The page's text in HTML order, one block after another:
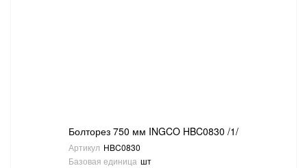
Болторез 750 мм INGCO HBC0830 /1/
Артикул HBC0830
Базовая единица шт